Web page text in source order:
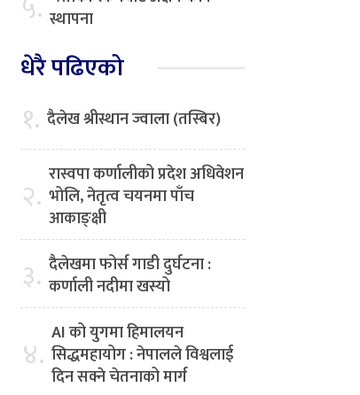
स्थापना
धेरै पढिएको
१. दैलेख श्रीस्थान ज्वाला (तस्बिर)
२. रास्वपा कर्णालीको प्रदेश अधिवेशन
भोलि, नेतृत्व चयनमा पाँच
आकाङ्क्षी
३. दैलेखमा फोर्स गाडी दुर्घटना :
कर्णाली नदीमा खस्यो
४. AI को युगमा हिमालयन
सिद्धमहायोग : नेपालले विश्वलाई
दिन सक्ने चेतनाको मार्ग